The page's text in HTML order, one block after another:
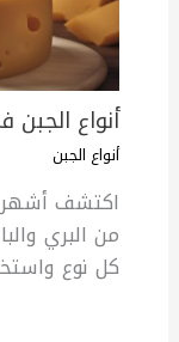
أنواع الجبن
أنواع الجبن
اكتشف أشهر
من البري
كل نوع